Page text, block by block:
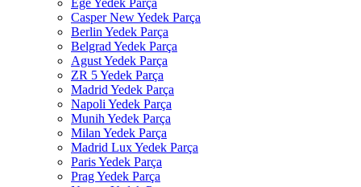
Casper New Yedek Parça
Berlin Yedek Parça
Belgrad Yedek Parça
Agust Yedek Parça
ZR 5 Yedek Parça
Madrid Yedek Parça
Napoli Yedek Parça
Munih Yedek Parça
Milan Yedek Parça
Madrid Lux Yedek Parça
Paris Yedek Parça
Prag Yedek Parça